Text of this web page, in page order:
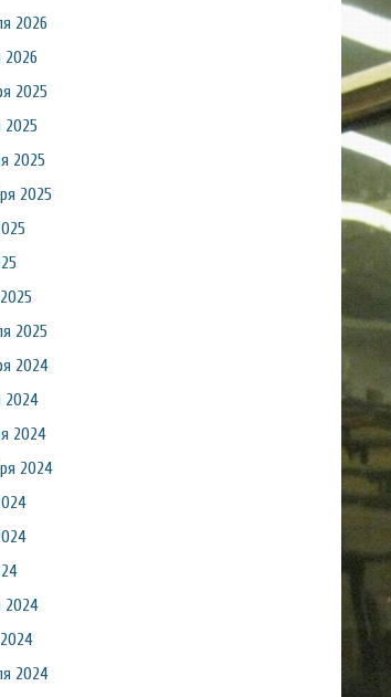
2026
2026
2025
2025
2025
2025
2025
2024
2024
2024
2024
2024
2024